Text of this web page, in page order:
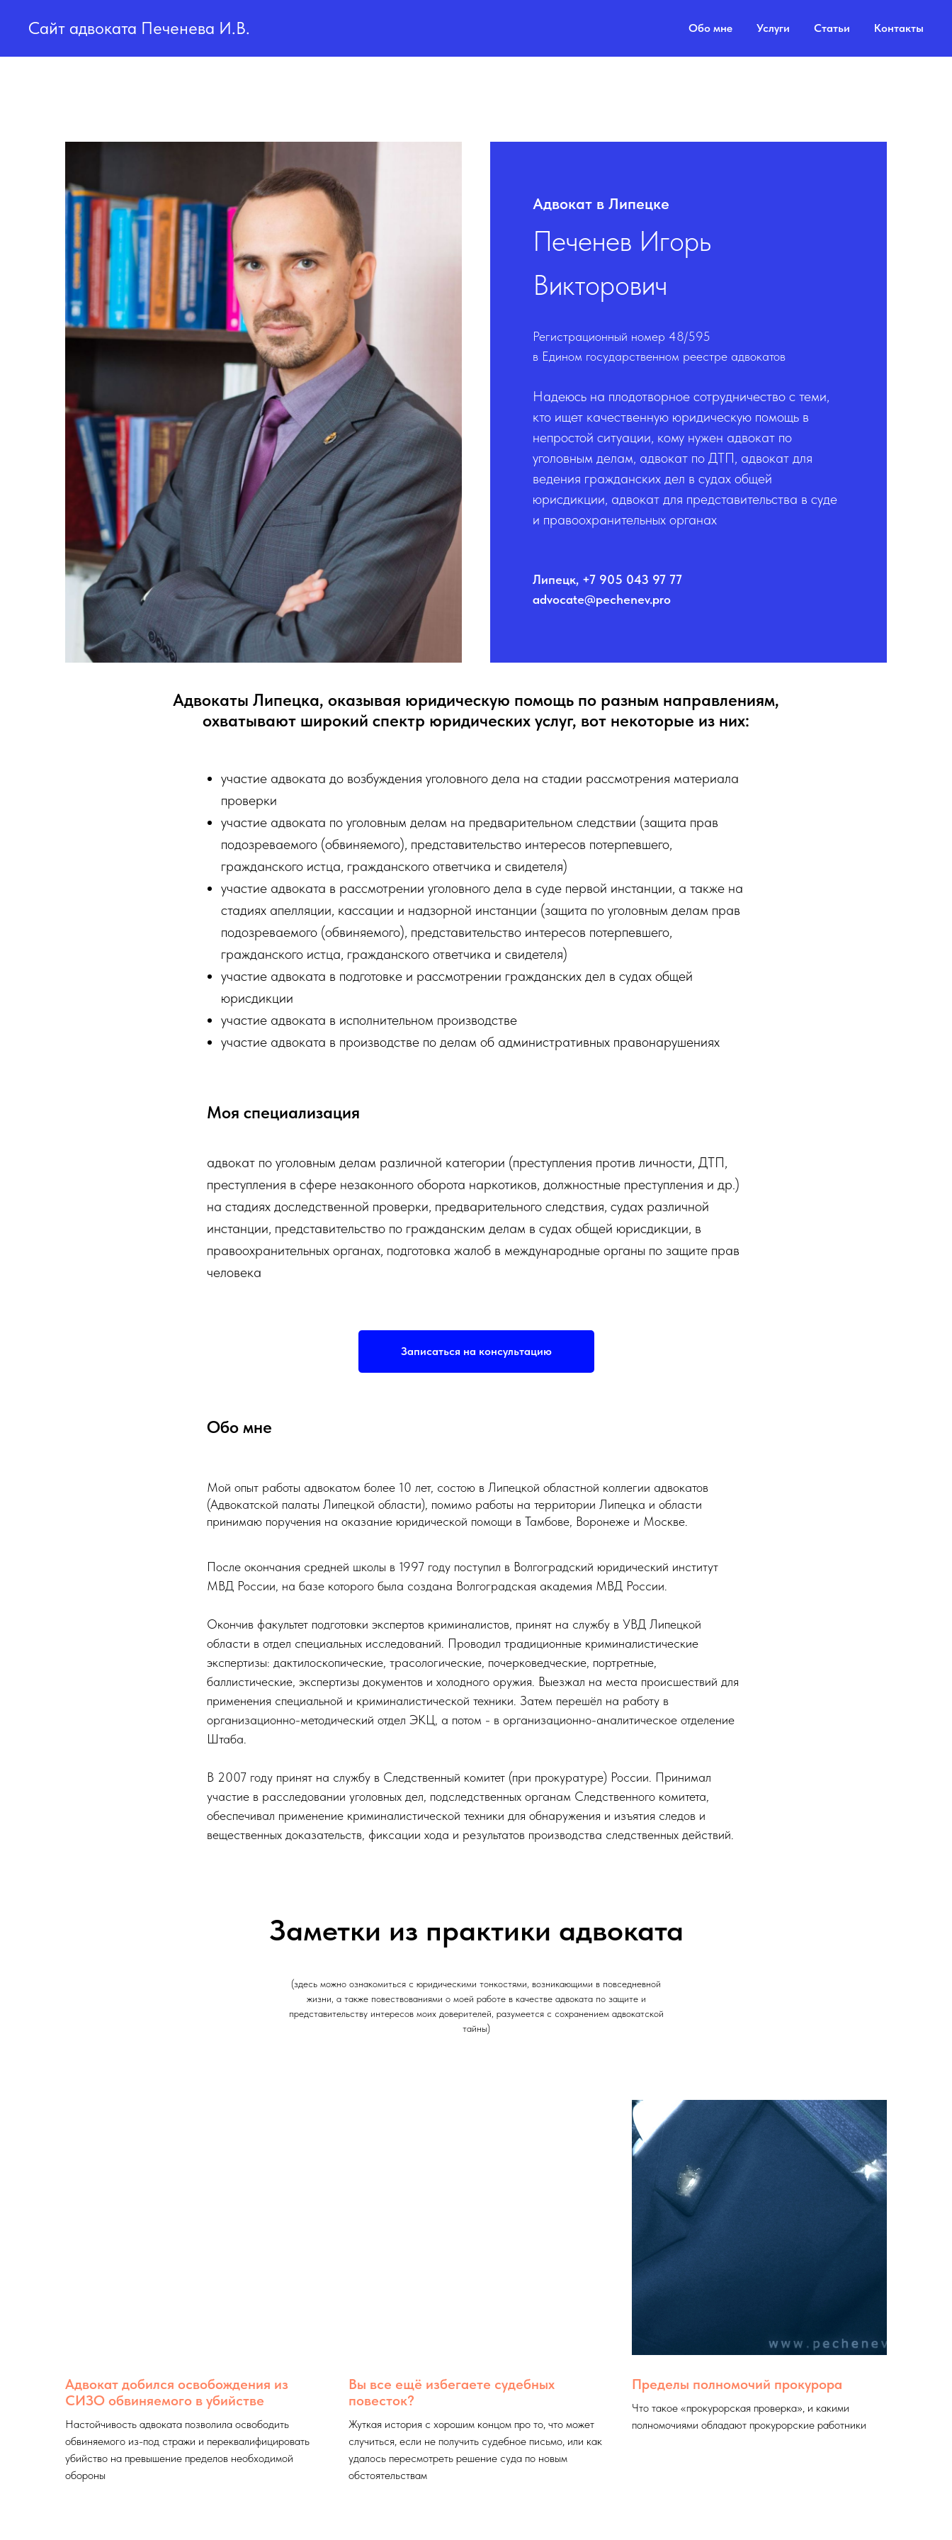
Сайт адвоката Печенева И.В. Обо мне Услуги Статьи Контакты
Адвокат в Липецке
Печенев Игорь
Викторович
Регистрационный номер 48/595
в Едином государственном реестре адвокатов
Надеюсь на плодотворное сотрудничество с теми,
кто ищет качественную юридическую помощь в
непростой ситуации, кому нужен адвокат по
уголовным делам, адвокат по ДТП, адвокат для
ведения гражданских дел в судах общей
юрисдикции, адвокат для представительства в суде
и правоохранительных органах
Липецк, +7 905 043 97 77
advocate@pechenev.pro
Адвокаты Липецка, оказывая юридическую помощь по разным направлениям,
охватывают широкий спектр юридических услуг, вот некоторые из них:
участие адвоката до возбуждения уголовного дела на стадии рассмотрения материала
проверки
участие адвоката по уголовным делам на предварительном следствии (защита прав
подозреваемого (обвиняемого), представительство интересов потерпевшего,
гражданского истца, гражданского ответчика и свидетеля)
участие адвоката в рассмотрении уголовного дела в суде первой инстанции, а также на
стадиях апелляции, кассации и надзорной инстанции (защита по уголовным делам прав
подозреваемого (обвиняемого), представительство интересов потерпевшего,
гражданского истца, гражданского ответчика и свидетеля)
участие адвоката в подготовке и рассмотрении гражданских дел в судах общей
юрисдикции
участие адвоката в исполнительном производстве
участие адвоката в производстве по делам об административных правонарушениях
Моя специализация
адвокат по уголовным делам различной категории (преступления против личности, ДТП,
преступления в сфере незаконного оборота наркотиков, должностные преступления и др.)
на стадиях доследственной проверки, предварительного следствия, судах различной
инстанции, представительство по гражданским делам в судах общей юрисдикции, в
правоохранительных органах, подготовка жалоб в международные органы по защите прав
человека
Записаться на консультацию
Обо мне
Мой опыт работы адвокатом более 10 лет, состою в Липецкой областной коллегии адвокатов
(Адвокатской палаты Липецкой области), помимо работы на территории Липецка и области
принимаю поручения на оказание юридической помощи в Тамбове, Воронеже и Москве.
После окончания средней школы в 1997 году поступил в Волгоградский юридический институт
МВД России, на базе которого была создана Волгоградская академия МВД России.
Окончив факультет подготовки экспертов криминалистов, принят на службу в УВД Липецкой
области в отдел специальных исследований. Проводил традиционные криминалистические
экспертизы: дактилоскопические, трасологические, почерковедческие, портретные,
баллистические, экспертизы документов и холодного оружия. Выезжал на места происшествий для
применения специальной и криминалистической техники. Затем перешёл на работу в
организационно-методический отдел ЭКЦ, а потом - в организационно-аналитическое отделение
Штаба.
В 2007 году принят на службу в Следственный комитет (при прокуратуре) России. Принимал
участие в расследовании уголовных дел, подследственных органам Следственного комитета,
обеспечивал применение криминалистической техники для обнаружения и изъятия следов и
вещественных доказательств, фиксации хода и результатов производства следственных действий.
Заметки из практики адвоката
(здесь можно ознакомиться с юридическими тонкостями, возникающими в повседневной
жизни, а также повествованиями о моей работе в качестве адвоката по защите и
представительству интересов моих доверителей, разумеется с сохранением адвокатской
тайны)
Адвокат добился освобождения из
СИЗО обвиняемого в убийстве
Настойчивость адвоката позволила освободить
обвиняемого из-под стражи и переквалифицировать
убийство на превышение пределов необходимой
обороны
Вы все ещё избегаете судебных
повесток?
Жуткая история с хорошим концом про то, что может
случиться, если не получить судебное письмо, или как
удалось пересмотреть решение суда по новым
обстоятельствам
Пределы полномочий прокурора
Что такое «прокурорская проверка», и какими
полномочиями обладают прокурорские работники